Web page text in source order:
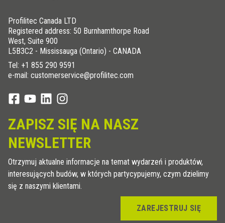
Profilitec Canada LTD
Registered address: 50 Burnhamthorpe Road
West, Suite 900
L5B3C2 - Mississauga (Ontario) - CANADA
Tel: +1 855 290 9591
e-mail: customerservice@profilitec.com
ZAPISZ SIĘ NA NASZ
NEWSLETTER
Otrzymuj aktualne informacje na temat wydarzeń i produktów,
interesujących budów, w których partycypujemy, czym dzielimy
się z naszymi klientami.
ZAREJESTRUJ SIĘ